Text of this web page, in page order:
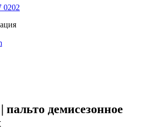
0202
пальто демисезонное